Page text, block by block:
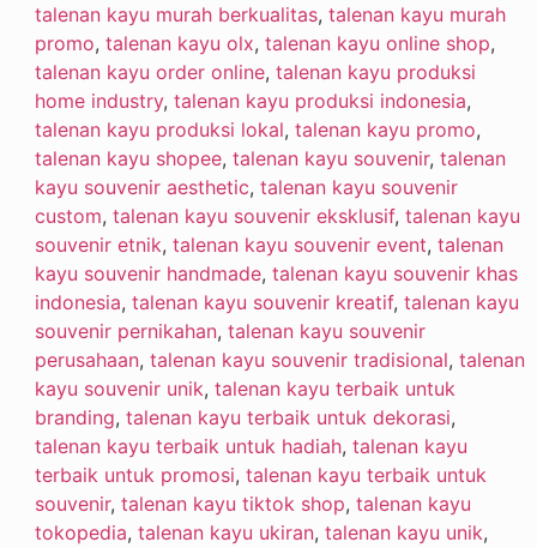
talenan kayu murah berkualitas, talenan kayu murah
promo, talenan kayu olx, talenan kayu online shop,
talenan kayu order online, talenan kayu produksi
home industry, talenan kayu produksi indonesia,
talenan kayu produksi lokal, talenan kayu promo,
talenan kayu shopee, talenan kayu souvenir, talenan
kayu souvenir aesthetic, talenan kayu souvenir
custom, talenan kayu souvenir eksklusif, talenan kayu
souvenir etnik, talenan kayu souvenir event, talenan
kayu souvenir handmade, talenan kayu souvenir khas
indonesia, talenan kayu souvenir kreatif, talenan kayu
souvenir pernikahan, talenan kayu souvenir
perusahaan, talenan kayu souvenir tradisional, talenan
kayu souvenir unik, talenan kayu terbaik untuk
branding, talenan kayu terbaik untuk dekorasi,
talenan kayu terbaik untuk hadiah, talenan kayu
terbaik untuk promosi, talenan kayu terbaik untuk
souvenir, talenan kayu tiktok shop, talenan kayu
tokopedia, talenan kayu ukiran, talenan kayu unik,